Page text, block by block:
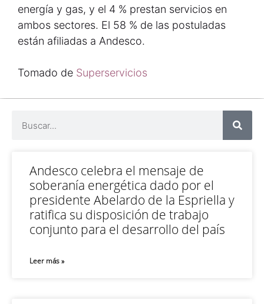
energía y gas, y el 4 % prestan servicios en
ambos sectores. El 58 % de las postuladas
están afiliadas a Andesco.
Tomado de Superservicios
Andesco celebra el mensaje de
soberanía energética dado por el
presidente Abelardo de la Espriella y
ratifica su disposición de trabajo
conjunto para el desarrollo del país
Leer más »